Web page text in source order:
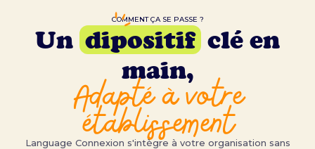
COMMENT ÇA SE PASSE ?
Un dipositif clé en
main,
Adapté à votre
établissement
Language Connexion s'intègre à votre organisation sans